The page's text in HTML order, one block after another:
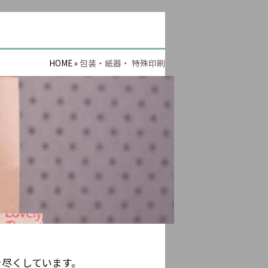
HOME»包装・紙器・ 特殊印刷
くしています。